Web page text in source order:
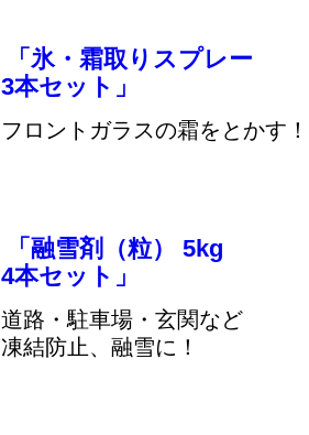
「氷・霜取りスプレー
3本セット」
フロントガラスの霜をとかす！
「融雪剤（粒） 5kg
4本セット」
道路・駐車場・玄関など
凍結防止、融雪に！